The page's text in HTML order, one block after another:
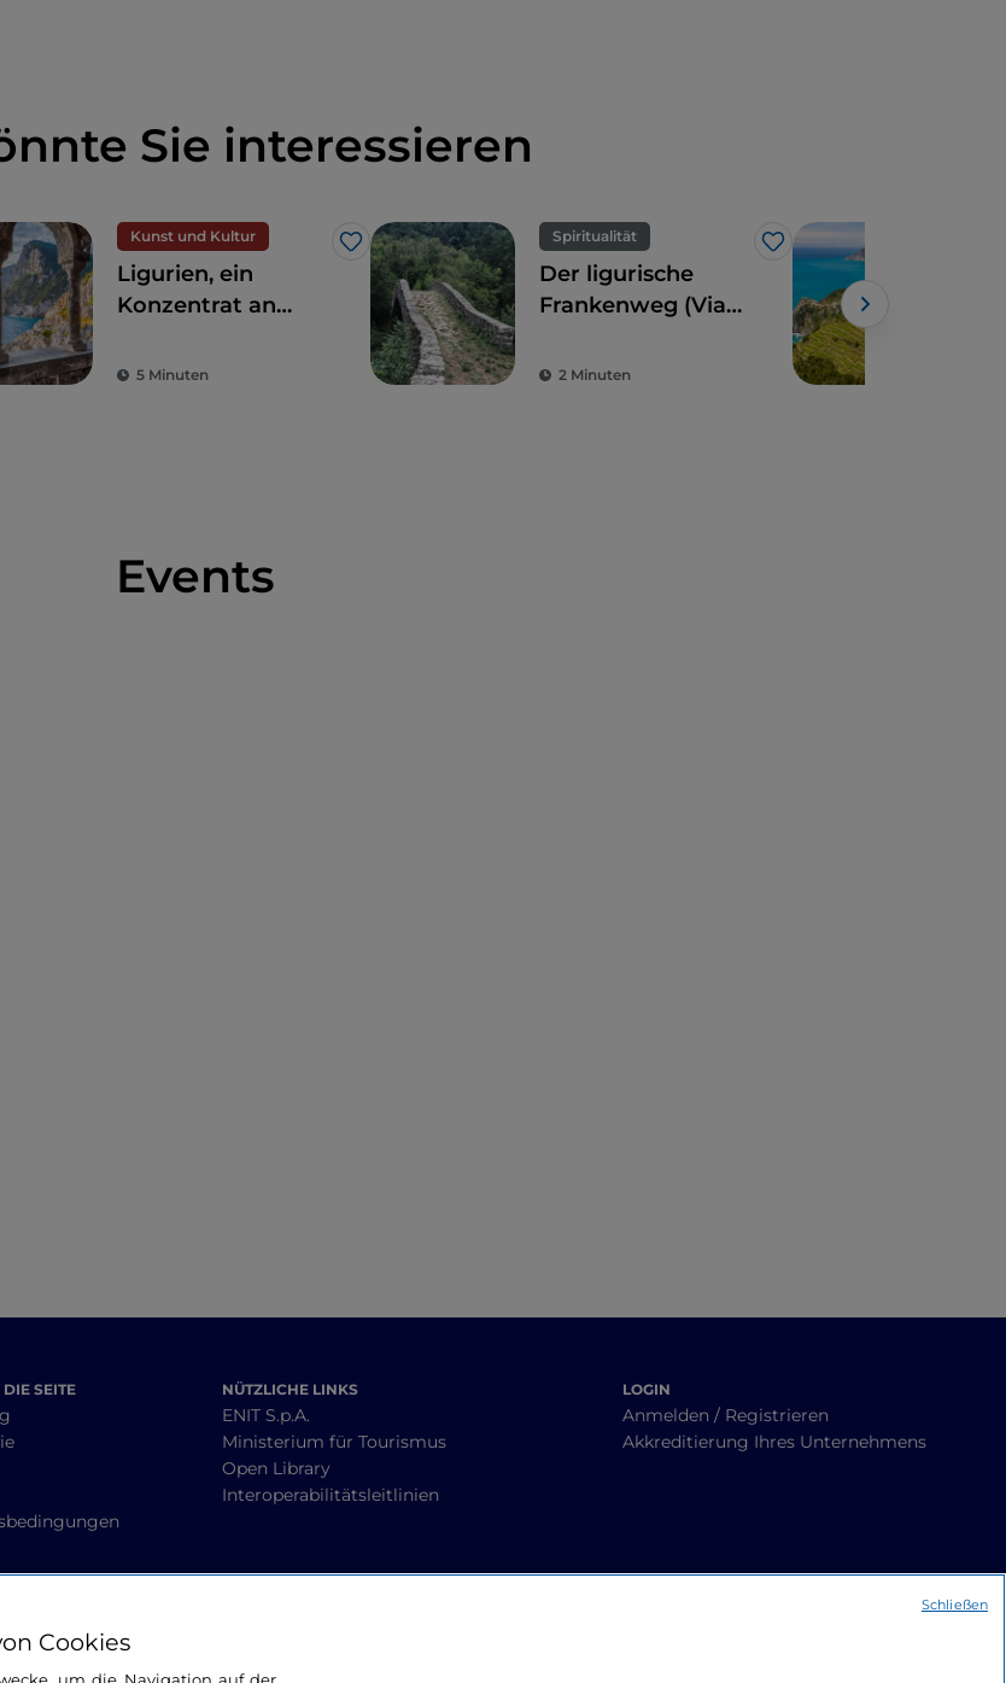
Sie interessieren
Kunst und Kultur
Like
Ligurien, ein
Konzentrat an
zwischen Buchten
5 Minuten
Spiritualität
Like
Der ligurische
Frankenweg (Via
Herzen der
2 Minuten
Events
SEITE NÜTZLICHE LINKS
ENIT S.p.A.
Ministerium für Tourismus
Open Library
Interoperabilitätsleitlinien
LOGIN
Anmelden / Registrieren
Akkreditierung Ihres Unternehmens
Cookies
Schließen